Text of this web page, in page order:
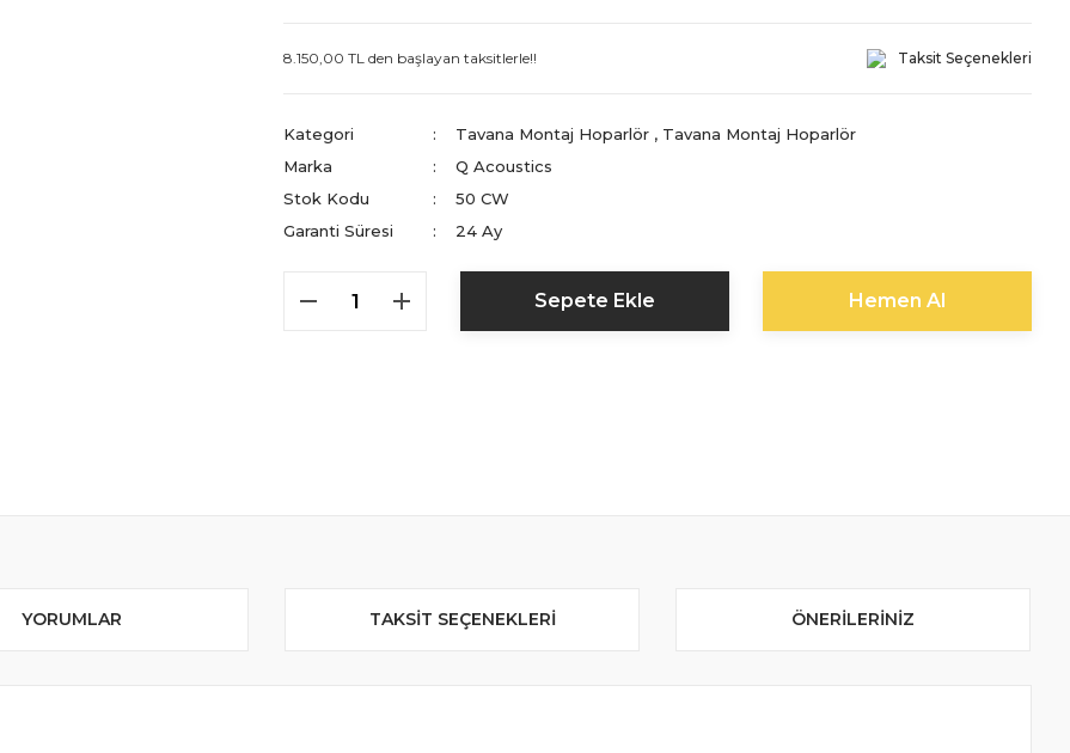
8.150,00 TL den başlayan taksitlerle!! Taksit Seçenekleri
Kategori Tavana Montaj Hoparlör , Tavana Montaj Hoparlör
Marka
Q Acoustics
Stok Kodu
50 CW
Garanti Süresi
24 Ay
Sepete Ekle Hemen Al
YORUMLAR TAKSIT SEÇENEKLERI ÖNERILERINIZ